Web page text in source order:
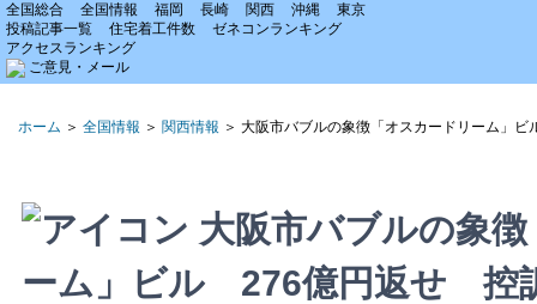
全国総合
全国情報 福岡 長崎 関西 沖縄
東京
投稿記事一覧
住宅着工件数
ゼネコンランキング
アクセスランキング
ご意見・メール
ホーム ＞ 全国情報 ＞ 関西情報 ＞ 大阪市バブルの象徴「オスカードリーム」
大阪市バブルの象
ーム」ビル 276億円返せ 控